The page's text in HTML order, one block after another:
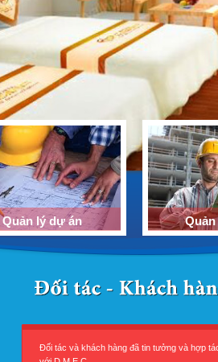
Quản lý dự án Quản
Đối tác và khách hàng đã tin tưởng và hợp